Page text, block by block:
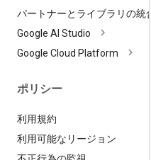
パートナーとライブラリの統合
Google AI Studio
Google Cloud Platform
ポリシー
利用規約
利用可能なリージョン